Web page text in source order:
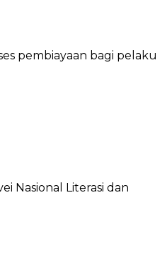
pembiayaan bagi pelaku
Nasional Literasi dan